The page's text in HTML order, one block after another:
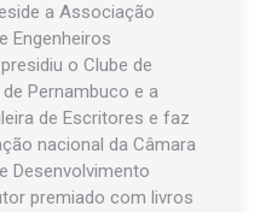
a Associação
Engenheiros
o Clube de
de Pernambuco e a
de Escritores e faz
nacional da Câmara
Desenvolvimento
premiado com livros